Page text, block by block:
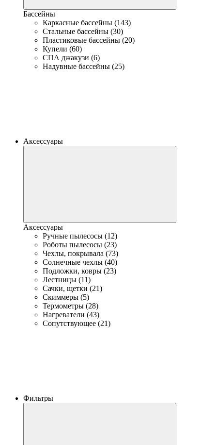
Бассейны
Каркасные бассейны (143)
Стальные бассейны (30)
Пластиковые бассейны (20)
Купели (60)
СПА джакузи (6)
Надувные бассейны (25)
Аксессуары
Аксессуары
Ручные пылесосы (12)
Роботы пылесосы (23)
Чехлы, покрывала (73)
Солнечные чехлы (40)
Подложки, ковры (23)
Лестницы (11)
Сачки, щетки (21)
Скиммеры (5)
Термометры (28)
Нагреватели (43)
Сопутствующее (21)
Фильтры